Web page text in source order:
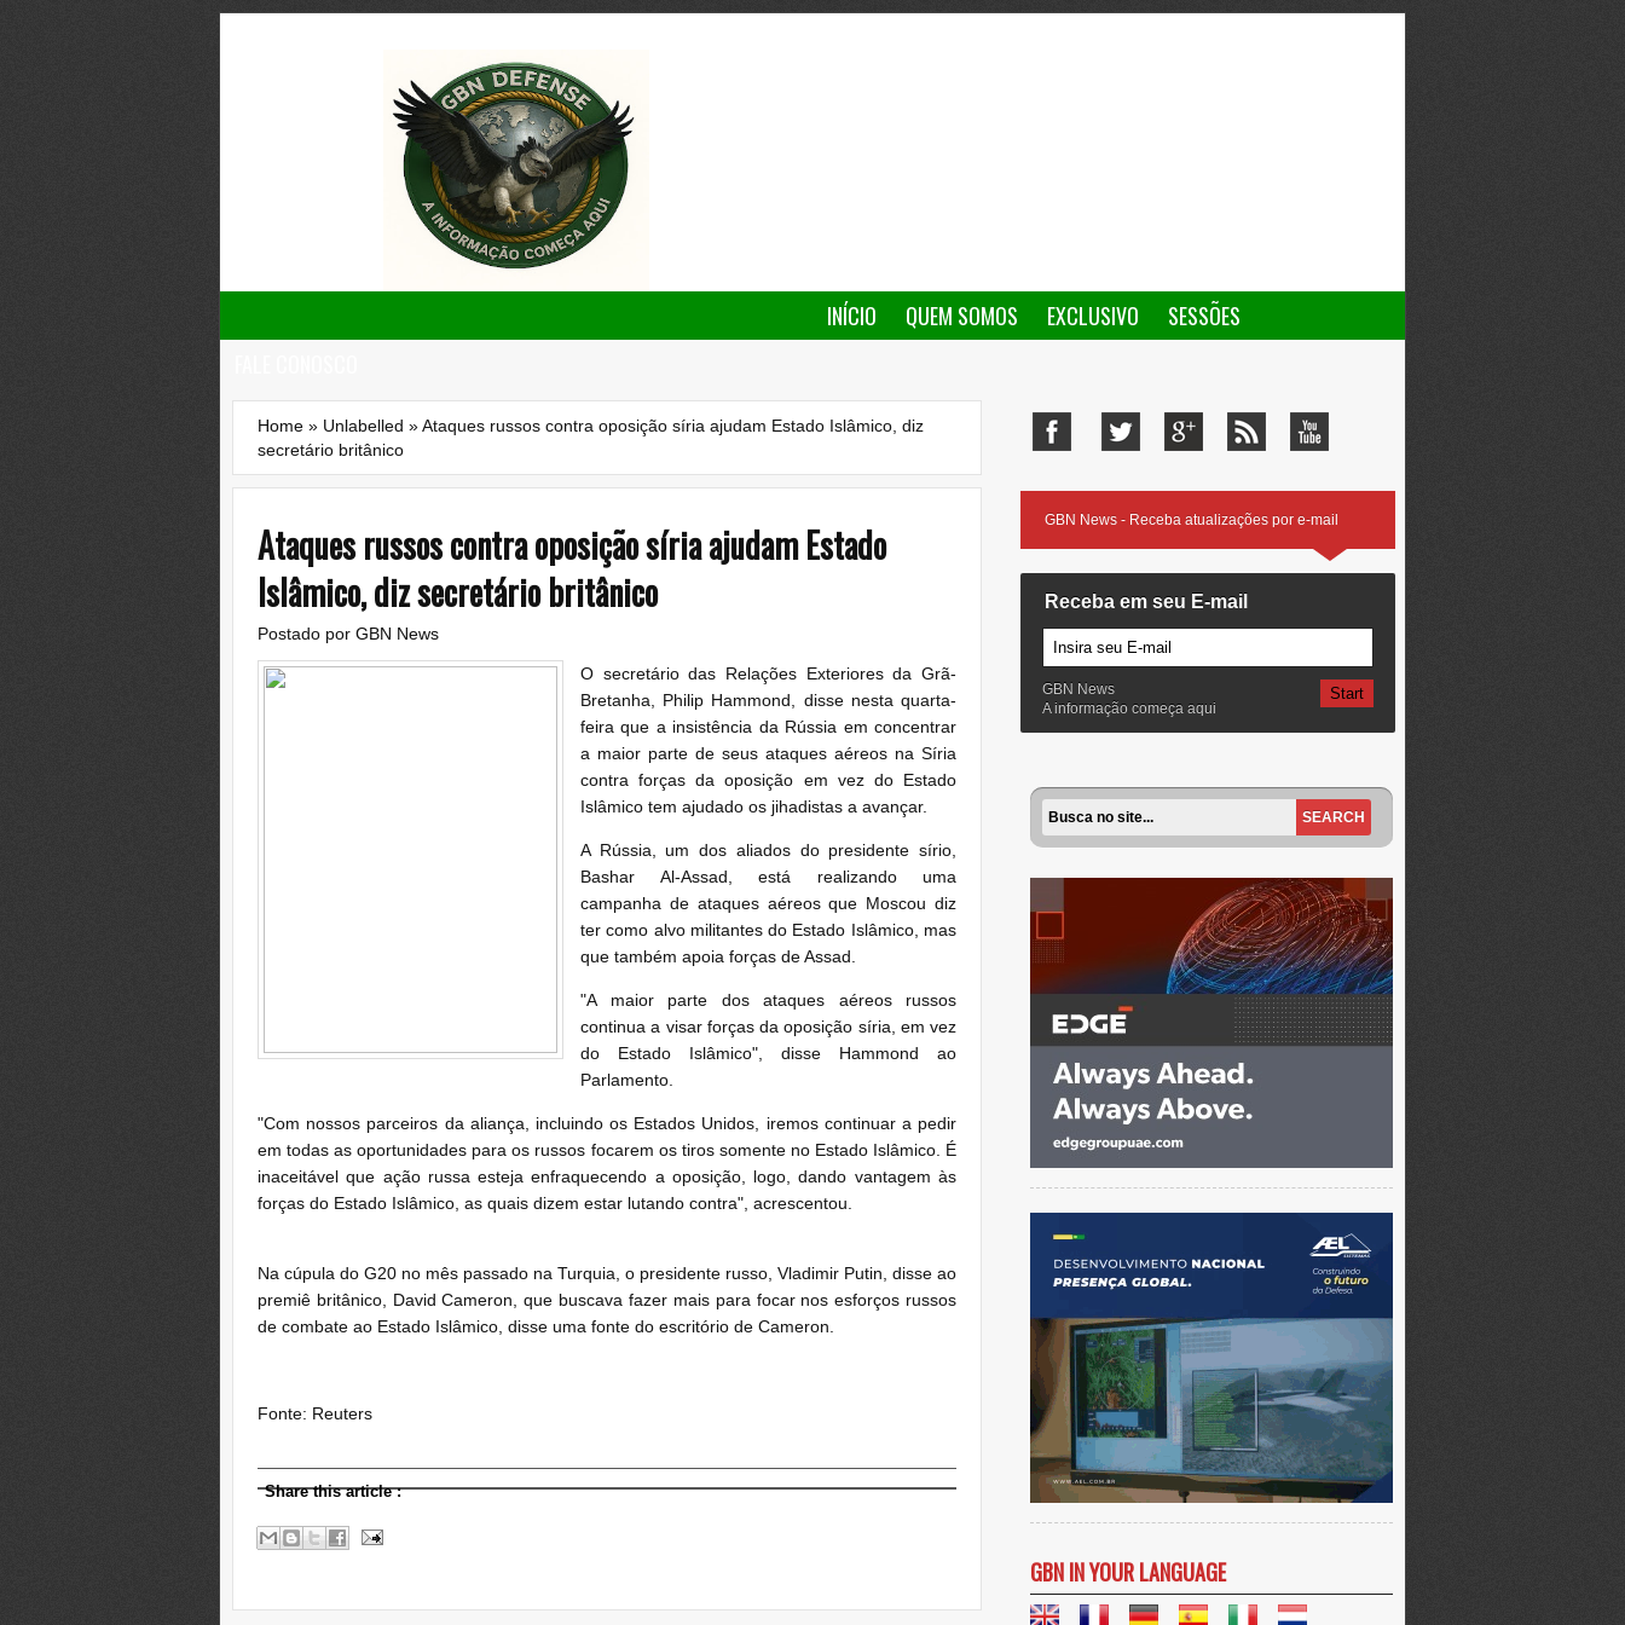
INÍCIO QUEM SOMOS EXCLUSIVO
SESSÕES
Home » Unlabelled »Ataques russos contra oposição síria ajudam Estado Islâmico, diz
secretário britânico
Ataques russos contra oposição síria ajudam Estado
Islâmico, diz secretário britânico
Postado por GBN News
O secretário das Relações Exteriores da Grã-
Bretanha, Philip Hammond, disse nesta quarta-
feira que a insistência da Rússia em concentrar
a maior parte de seus ataques aéreos na Síria
contra forças da oposição em vez do Estado
Islâmico tem ajudado os jihadistas a avançar.
A Rússia, um dos aliados do presidente sírio,
Bashar Al-Assad, está realizando uma
campanha de ataques aéreos que Moscou diz
ter como alvo militantes do Estado Islâmico, mas
que também apoia forças de Assad.
"A maior parte dos ataques aéreos russos
continua a visar forças da oposição síria, em vez
do Estado Islâmico", disse Hammond ao
Parlamento.
"Com nossos parceiros da aliança, incluindo os Estados Unidos, iremos continuar a pedir
em todas as oportunidades para os russos focarem os tiros somente no Estado Islâmico. É
inaceitável que ação russa esteja enfraquecendo a oposição, logo, dando vantagem às
forças do Estado Islâmico, as quais dizem estar lutando contra", acrescentou.
Na cúpula do G20 no mês passado na Turquia, o presidente russo, Vladimir Putin, disse ao
premiê britânico, David Cameron, que buscava fazer mais para focar nos esforços russos
de combate ao Estado Islâmico, disse uma fonte do escritório de Cameron.
Fonte: Reuters
Share this article:
GBN News - Receba atualizações por e-mail
Receba em seu E-mail
GBN News
A informação começa aqui
GBN IN YOUR LANGUAGE